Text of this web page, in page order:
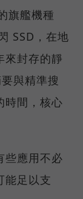
旗艦機種
SSD，在地
來封存的靜
與精準搜
時間，核心
些應用不必
能足以支